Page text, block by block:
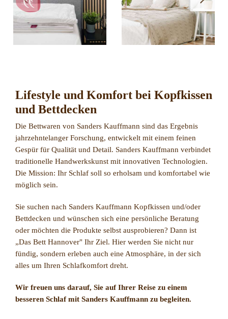
Lifestyle und Komfort bei Kopfkissen
und Bettdecken
Die Bettwaren von Sanders Kauffmann sind das Ergebnis
jahrzehntelanger Forschung, entwickelt mit einem feinen
Gespür für Qualität und Detail. Sanders Kauffmann verbindet
traditionelle Handwerkskunst mit innovativen Technologien.
Die Mission: Ihr Schlaf soll so erholsam und komfortabel wie
möglich sein.
Sie suchen nach Sanders Kauffmann Kopfkissen und/oder
Bettdecken und wünschen sich eine persönliche Beratung
oder möchten die Produkte selbst ausprobieren? Dann ist
„Das Bett Hannover" Ihr Ziel. Hier werden Sie nicht nur
fündig, sondern erleben auch eine Atmosphäre, in der sich
alles um Ihren Schlafkomfort dreht.
Wir freuen uns darauf, Sie auf Ihrer Reise zu einem
besseren Schlaf mit Sanders Kauffmann zu begleiten.